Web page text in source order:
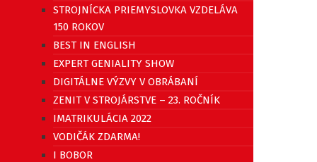
STROJNÍCKA PRIEMYSLOVKA VZDELÁVA
150 ROKOV
BEST IN ENGLISH
EXPERT GENIALITY SHOW
DIGITÁLNE VÝZVY V OBRÁBANÍ
ZENIT V STROJÁRSTVE – 23. ROČNÍK
IMATRIKULÁCIA 2022
VODIČÁK ZDARMA!
I BOBOR